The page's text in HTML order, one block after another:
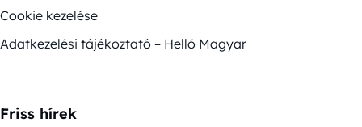
Cookie kezelése
Adatkezelési tájékoztató – Helló Magyar
Friss hírek